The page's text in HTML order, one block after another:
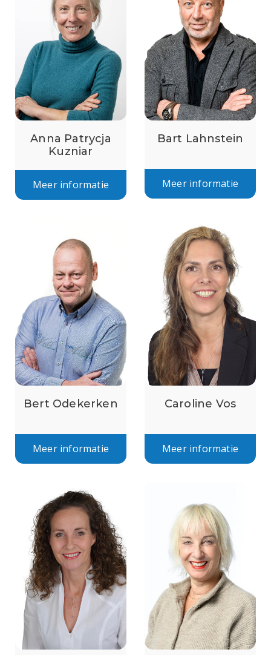
Anna Patrycja
Kuzniar
Meer informatie
Bart Lahnstein
Meer informatie
Bert Odekerken
Meer informatie
Caroline Vos
Meer informatie